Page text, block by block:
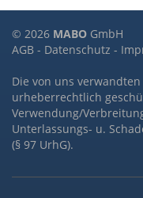
© 2026 MABO GmbH
AGB - Datenschutz -
Die von uns
urheberrechtlich
Verwendung/
Unterlassungs- u.
(§ 97 UrhG).